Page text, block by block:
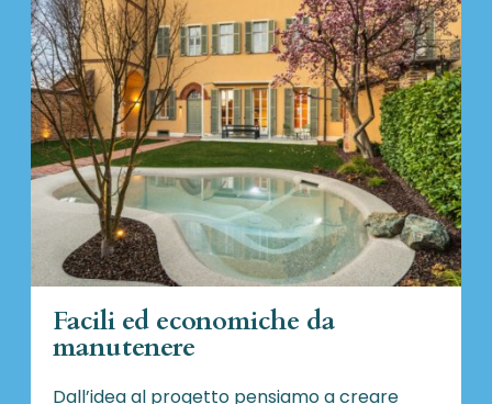
Facili ed economiche da
manutenere
Dall’idea al progetto pensiamo a creare